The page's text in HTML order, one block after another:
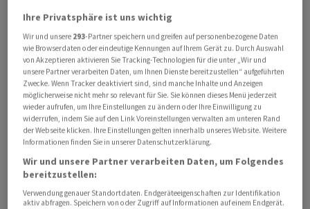
«Sicherheitsanlagen» wieder stärker ins Blickfeld. Ganz
vorne mit dabei: Wohnimmobilien. Sie gelten als stabil,
wertbeständig und damit als verlässliches Investment
in unsicheren Zeiten. Das spüren auch Eigentümerinnen
und Eigentümer, die einen Verkauf in Betracht ziehen.
Trotz der angespannten Lage erwarten die
Immobilienexpertinnen und -experten der UBS im
laufenden Jahr einen weiteren Preisanstieg von 3 bis 4
Prozent für Wohneigentum. Damit würde sich der
positive Trend des Vorjahres fortsetzen: Gemäss
Bundesamt für Statistik (BfS) legten die Preise 2024
Ihre Privatsphäre ist uns wichtig
Wir und unsere 293-Partner speichern und greifen auf personenbezogene Daten
wie Browserdaten oder eindeutige Kennungen auf Ihrem Gerät zu. Durch Auswahl
von Akzeptieren aktivieren Sie Tracking-Technologien für die unter „Wir und
unsere Partner verarbeiten Daten, um Ihnen Dienste bereitzustellen“ aufgeführten
Zwecke. Wenn Tracker deaktiviert sind, sind manche Inhalte und Anzeigen
möglicherweise nicht mehr so relevant für Sie. Sie können dieses Menü jederzeit
wieder aufrufen, um Ihre Einstellungen zu ändern oder Ihre Einwilligung zu
widerrufen, indem Sie auf den Link Voreinstellungen verwalten am unteren Rand
der Webseite klicken. Ihre Einstellungen gelten innerhalb unseres Website. Weitere
Informationen finden Sie in unserer Datenschutzerklärung.
Wir und unsere Partner verarbeiten Daten, um Folgendes
bereitzustellen:
Verwendung genauer Standortdaten. Endgeräteeigenschaften zur Identifikation
aktiv abfragen. Speichern von oder Zugriff auf Informationen auf einem Endgerät.